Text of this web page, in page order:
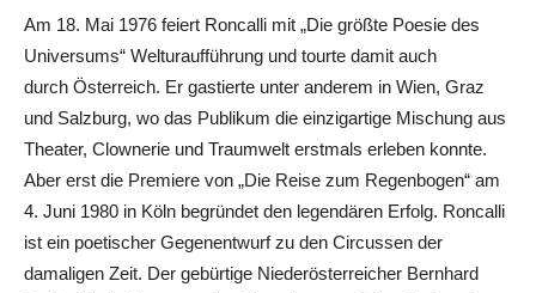
Am 18. Mai 1976 feiert Roncalli mit „Die größte Poesie des
Universums“ Welturaufführung und tourte damit auch
durch Österreich. Er gastierte unter anderem in Wien, Graz
und Salzburg, wo das Publikum die einzigartige Mischung aus
Theater, Clownerie und Traumwelt erstmals erleben konnte.
Aber erst die Premiere von „Die Reise zum Regenbogen“ am
4. Juni 1980 in Köln begründet den legendären Erfolg. Roncalli
ist ein poetischer Gegenentwurf zu den Circussen der
damaligen Zeit. Der gebürtige Niederösterreicher Bernhard